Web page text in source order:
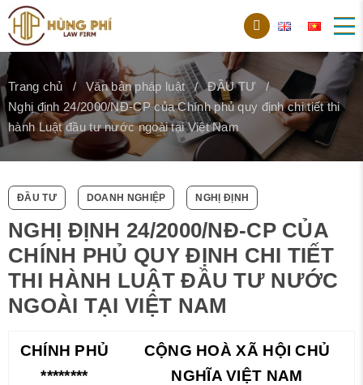
Trang chủ Văn bản pháp luật
ĐẦU TƯ
Nghị định 24/2000/NĐ-CP của Chính phủ quy định chi tiết thi
hành Luật đầu tư nước ngoài tại Việt Nam
ĐẦU TƯ DOANH NGHIỆP NGHỊ ĐỊNH
NGHỊ ĐỊNH 24/2000/NĐ-CP CỦA
CHÍNH PHỦ QUY ĐỊNH CHI TIẾT
THI HÀNH LUẬT ĐẦU TƯ NƯỚC
NGOÀI TẠI VIỆT NAM
CHÍNH PHỦ
********
CỘNG HOÀ XÃ HỘI CHỦ
NGHĨA VIỆT NAM